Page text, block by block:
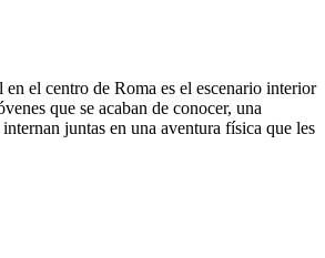
el centro de Roma es el escenario interior
que se acaban de conocer, una
juntas en una aventura física que les